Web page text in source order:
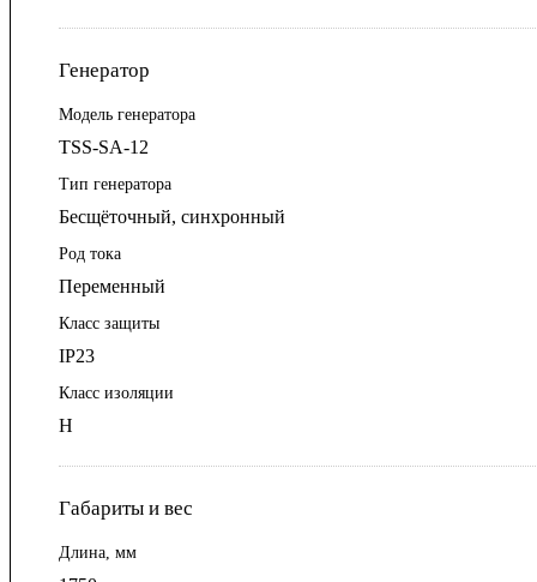
Генератор
Модель генератора
TSS-SA-12
Тип генератора
Бесщёточный, синхронный
Род тока
Переменный
Класс защиты
IP23
Класс изоляции
Н
Габариты и вес
Длина, мм